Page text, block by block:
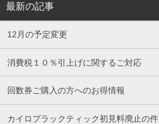
最新の記事
12月の予定変更
消費税１０％引上げに関するご対応
回数券ご購入の方へのお得情報
カイロプラックティック初見料廃止の件